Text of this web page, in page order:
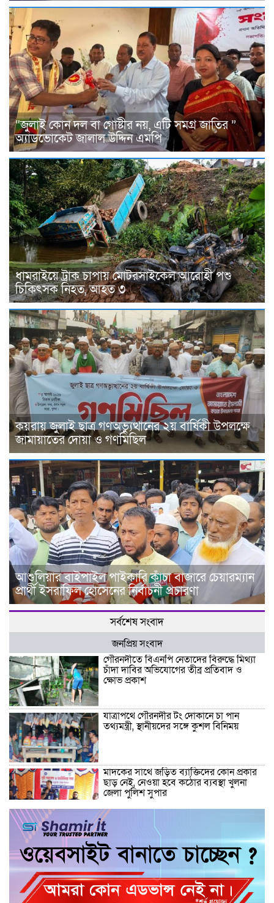
“জুলাই কোন দল বা গোষ্টীর নয়, এটি সমগ্র জাতির ”
অ্যাডভোকেট জালাল উদ্দিন এমপি
ধামরাইয়ে ট্রাক চাপায় মোটরসাইকেল আরোহী পশু
চিকিৎসক নিহত, আহত ৩
কয়রায় জুলাই ছাত্র গণঅভ্যুত্থানের ২য় বার্ষিকী উপলক্ষে
জামায়াতের দোয়া ও গণমিছিল
আশুলিয়ার বাইপাইল পাইকারি কাঁচা বাজারে চেয়ারম্যান
প্রার্থী ইসরাফিল হোসেনের নির্বাচনী প্রচারণা
সর্বশেষ সংবাদ
জনপ্রিয় সংবাদ
গৌরনদীতে বিএনপি নেতাদের বিরুদ্ধে মিথ্যা
চাঁদা দাবির অভিযোগের তীব্র প্রতিবাদ ও
ক্ষোভ প্রকাশ
যাত্রাপথে গৌরনদীর টং দোকানে চা পান
তথ্যমন্ত্রী, স্থানীয়দের সঙ্গে কুশল বিনিময়
মাদকের সাথে জড়িত ব্যাক্তিদের কোন প্রকার
ছাড় নেই, নেওয়া হবে কঠোর ব্যবস্থা খুলনা
জেলা পুলিশ সুপার
“জুলাই কোন দল বা গোষ্টীর নয়, এটি সমগ্র
জাতির ” অ্যাডভোকেট জালাল উদ্দিন এমপি
ধামরাইয়ে ট্রাক চাপায় মোটরসাইকেল আরোহী
পশু চিকিৎসক নিহত, আহত ৩